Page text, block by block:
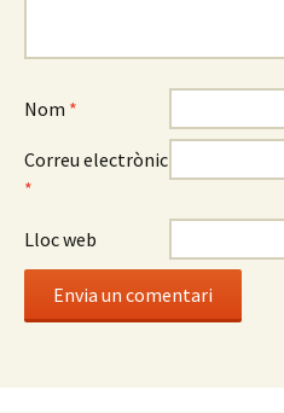
Nom *
Correu electrònic
*
Lloc web